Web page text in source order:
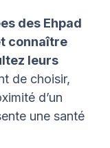
des Ehpad
connaître
leurs
de choisir,
d’un
une santé